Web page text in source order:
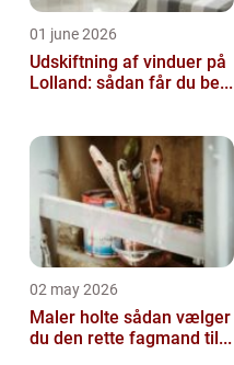
01 june 2026
Udskiftning af vinduer på
Lolland: sådan får du be...
02 may 2026
Maler holte sådan vælger
du den rette fagmand til...